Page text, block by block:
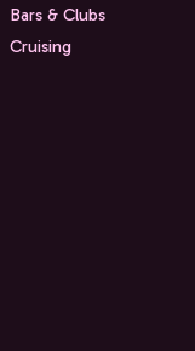
Bars & Clubs
Cruising